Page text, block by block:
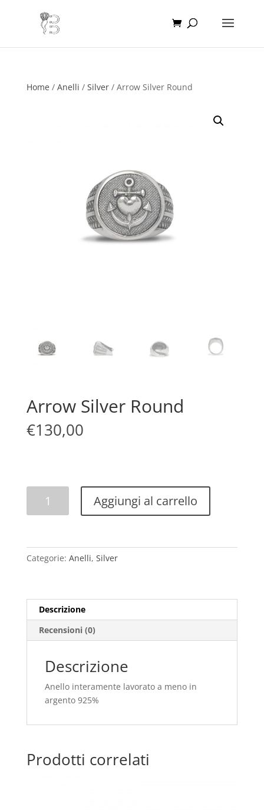
Home / Anelli / Silver/ Arrow Silver Round
Arrow Silver Round
€130,00
Aggiungi al carrello
Categorie: Anelli, Silver
Descrizione
Recensioni (0)
Descrizione
Anello interamente lavorato a meno in
argento 925%
Prodotti correlati